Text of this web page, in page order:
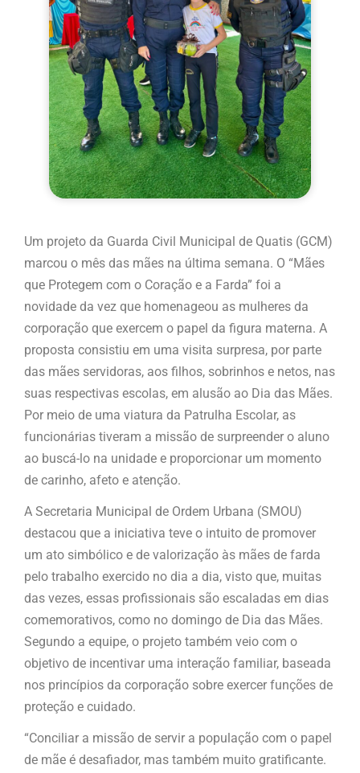
Um projeto da Guarda Civil Municipal de Quatis (GCM)
marcou o mês das mães na última semana. O “Mães
que Protegem com o Coração e a Farda” foi a
novidade da vez que homenageou as mulheres da
corporação que exercem o papel da figura materna. A
proposta consistiu em uma visita surpresa, por parte
das mães servidoras, aos filhos, sobrinhos e netos, nas
suas respectivas escolas, em alusão ao Dia das Mães.
Por meio de uma viatura da Patrulha Escolar, as
funcionárias tiveram a missão de surpreender o aluno
ao buscá-lo na unidade e proporcionar um momento
de carinho, afeto e atenção.
A Secretaria Municipal de Ordem Urbana (SMOU)
destacou que a iniciativa teve o intuito de promover
um ato simbólico e de valorização às mães de farda
pelo trabalho exercido no dia a dia, visto que, muitas
das vezes, essas profissionais são escaladas em dias
comemorativos, como no domingo de Dia das Mães.
Segundo a equipe, o projeto também veio com o
objetivo de incentivar uma interação familiar, baseada
nos princípios da corporação sobre exercer funções de
proteção e cuidado.
“Conciliar a missão de servir a população com o papel
de mãe é desafiador, mas também muito gratificante.